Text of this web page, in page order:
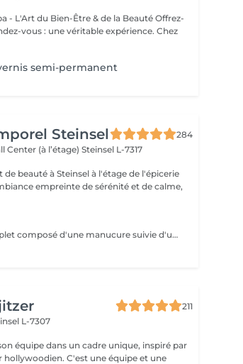
L'Art du Bien-Être & de la Beauté Offrez-
vous : une véritable expérience. Chez
semi-permanent
Steinsel
284
Center (à l’étage)Steinsel L-7317
beauté à Steinsel à l'étage de l'épicerie
empreinte de sérénité et de calme,
Un soin des mains complet composé d'une manucure suivie d'un gommage et pour terminer un bain de paraffine pour des mains douces et lisses.
211
L-7307
équipe dans un cadre unique, inspiré par
C'est une équipe et une